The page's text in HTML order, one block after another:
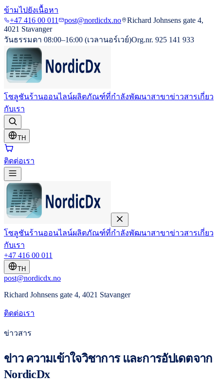
ข้ามไปยังเนื้อหา
+47 416 00 011
post@nordicdx.no
Richard Johnsens gate 4,
4021 Stavanger
วันธรรมดา 08:00–16:00 (เวลานอร์เวย์)Org.nr. 925 141 933
โซลูชันร้านออนไลน์ผลิตภัณฑ์ที่กำลังพัฒนาสาขาข่าวสารเกี่ยว
กับเรา
TH
ติดต่อเรา
โซลูชันร้านออนไลน์ผลิตภัณฑ์ที่กำลังพัฒนาสาขาข่าวสารเกี่ยว
กับเรา
+47 416 00 011
TH
post@nordicdx.no
Richard Johnsens gate 4, 4021 Stavanger
ติดต่อเรา
ข่าวสาร
ข่าว ความเข้าใจวิชาการ และการอัปเดตจาก
NordicDx